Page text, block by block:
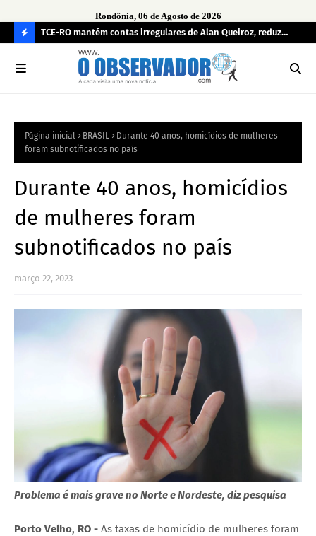
Rondônia, 06 de Agosto de 2026
O
R
TCE-RO mantém contas irregulares de Alan Queiroz, reduz
multa e caso pode gerar Inelegibilidade
Página inicial BRASIL
Durante 40 anos, homicídios de mulheres
foram subnotificados no país
Durante 40 anos, homicídios
de mulheres foram
subnotificados no país
março 22, 2023
Problema é mais grave no Norte e Nordeste, diz pesquisa
Porto Velho, RO - As taxas de homicídio de mulheres foram